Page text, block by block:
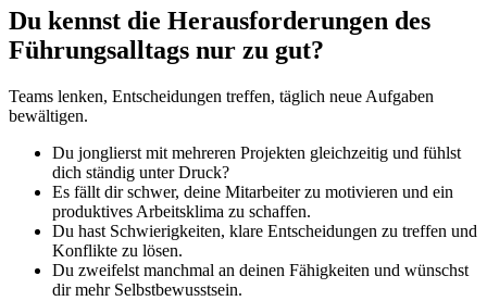
Du kennst die Herausforderungen des
Führungsalltags nur zu gut?
Teams lenken, Entscheidungen treffen, täglich neue Aufgaben
bewältigen.
Du jonglierst mit mehreren Projekten gleichzeitig und fühlst
dich ständig unter Druck?
Es fällt dir schwer, deine Mitarbeiter zu motivieren und ein
produktives Arbeitsklima zu schaffen.
Du hast Schwierigkeiten, klare Entscheidungen zu treffen und
Konflikte zu lösen.
Du zweifelst manchmal an deinen Fähigkeiten und wünschst
dir mehr Selbstbewusstsein.